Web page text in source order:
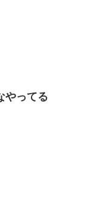
やってる